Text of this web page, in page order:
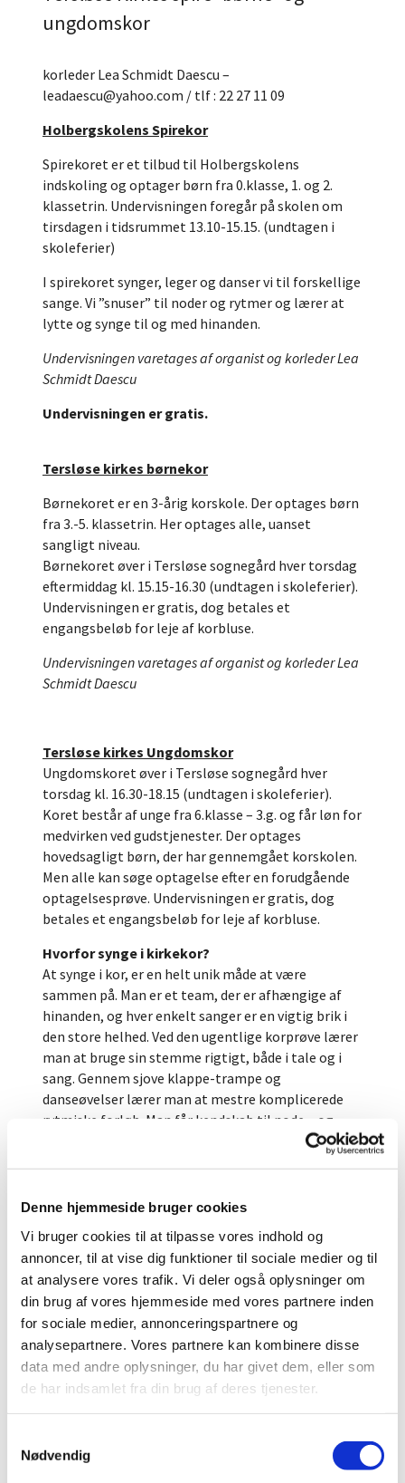
Denne hjemmeside bruger cookies
Vi bruger cookies til at tilpasse vores indhold og
annoncer, til at vise dig funktioner til sociale medier og til
at analysere vores trafik. Vi deler også oplysninger om
din brug af vores hjemmeside med vores partnere inden
for sociale medier, annonceringspartnere og
analysepartnere. Vores partnere kan kombinere disse
data med andre oplysninger, du har givet dem, eller som
de har indsamlet fra din brug af deres tjenester.
Nødvendig
ungdomskor
korleder Lea Schmidt Daescu –
leadaescu@yahoo.com / tlf : 22 27 11 09
Holbergskolens Spirekor
Spirekoret er et tilbud til Holbergskolens
indskoling og optager børn fra 0.klasse, 1. og 2.
klassetrin. Undervisningen foregår på skolen om
tirsdagen i tidsrummet 13.10-15.15. (undtagen i
skoleferier)
I spirekoret synger, leger og danser vi til forskellige
sange. Vi ”snuser” til noder og rytmer og lærer at
lytte og synge til og med hinanden.
Undervisningen varetages af organist og korleder Lea
Schmidt Daescu
Undervisningen er gratis.
Tersløse kirkes børnekor
Børnekoret er en 3-årig korskole. Der optages børn
fra 3.-5. klassetrin. Her optages alle, uanset
sangligt niveau.
Børnekoret øver i Tersløse sognegård hver torsdag
eftermiddag kl. 15.15-16.30 (undtagen i skoleferier).
Undervisningen er gratis, dog betales et
engangsbeløb for leje af korbluse.
Undervisningen varetages af organist og korleder Lea
Schmidt Daescu
Tersløse kirkes Ungdomskor
Ungdomskoret øver i Tersløse sognegård hver
torsdag kl. 16.30-18.15 (undtagen i skoleferier).
Koret består af unge fra 6.klasse – 3.g. og får løn for
medvirken ved gudstjenester. Der optages
hovedsagligt børn, der har gennemgået korskolen.
Men alle kan søge optagelse efter en forudgående
optagelsesprøve. Undervisningen er gratis, dog
betales et engangsbeløb for leje af korbluse.
Hvorfor synge i kirkekor?
At synge i kor, er en helt unik måde at være
sammen på. Man er et team, der er afhængige af
hinanden, og hver enkelt sanger er en vigtig brik i
den store helhed. Ved den ugentlige korprøve lærer
man at bruge sin stemme rigtigt, både i tale og i
sang. Gennem sjove klappe-trampe og
danseøvelser lærer man at mestre komplicerede
rytmiske forløb. Man får kendskab til node – og
rytmenotationer. Man lærer at lytte efter hinanden,
fremmede sprog og lærer at optræde. Desuden får
og en fortrolighed med kirkens rum og kirkens
sprog. – Men vigtigst af alt: man bliver bare så
GLAD, når man synger i kor!!! Derfor har vi også i
Tersløse kirkes børne- og ungdomskor et mega
godt kammeratskab.
Vi tager på sommerture og afholder korweekender.
Vi bliver forkælet af vores ”kormødre” Erna og